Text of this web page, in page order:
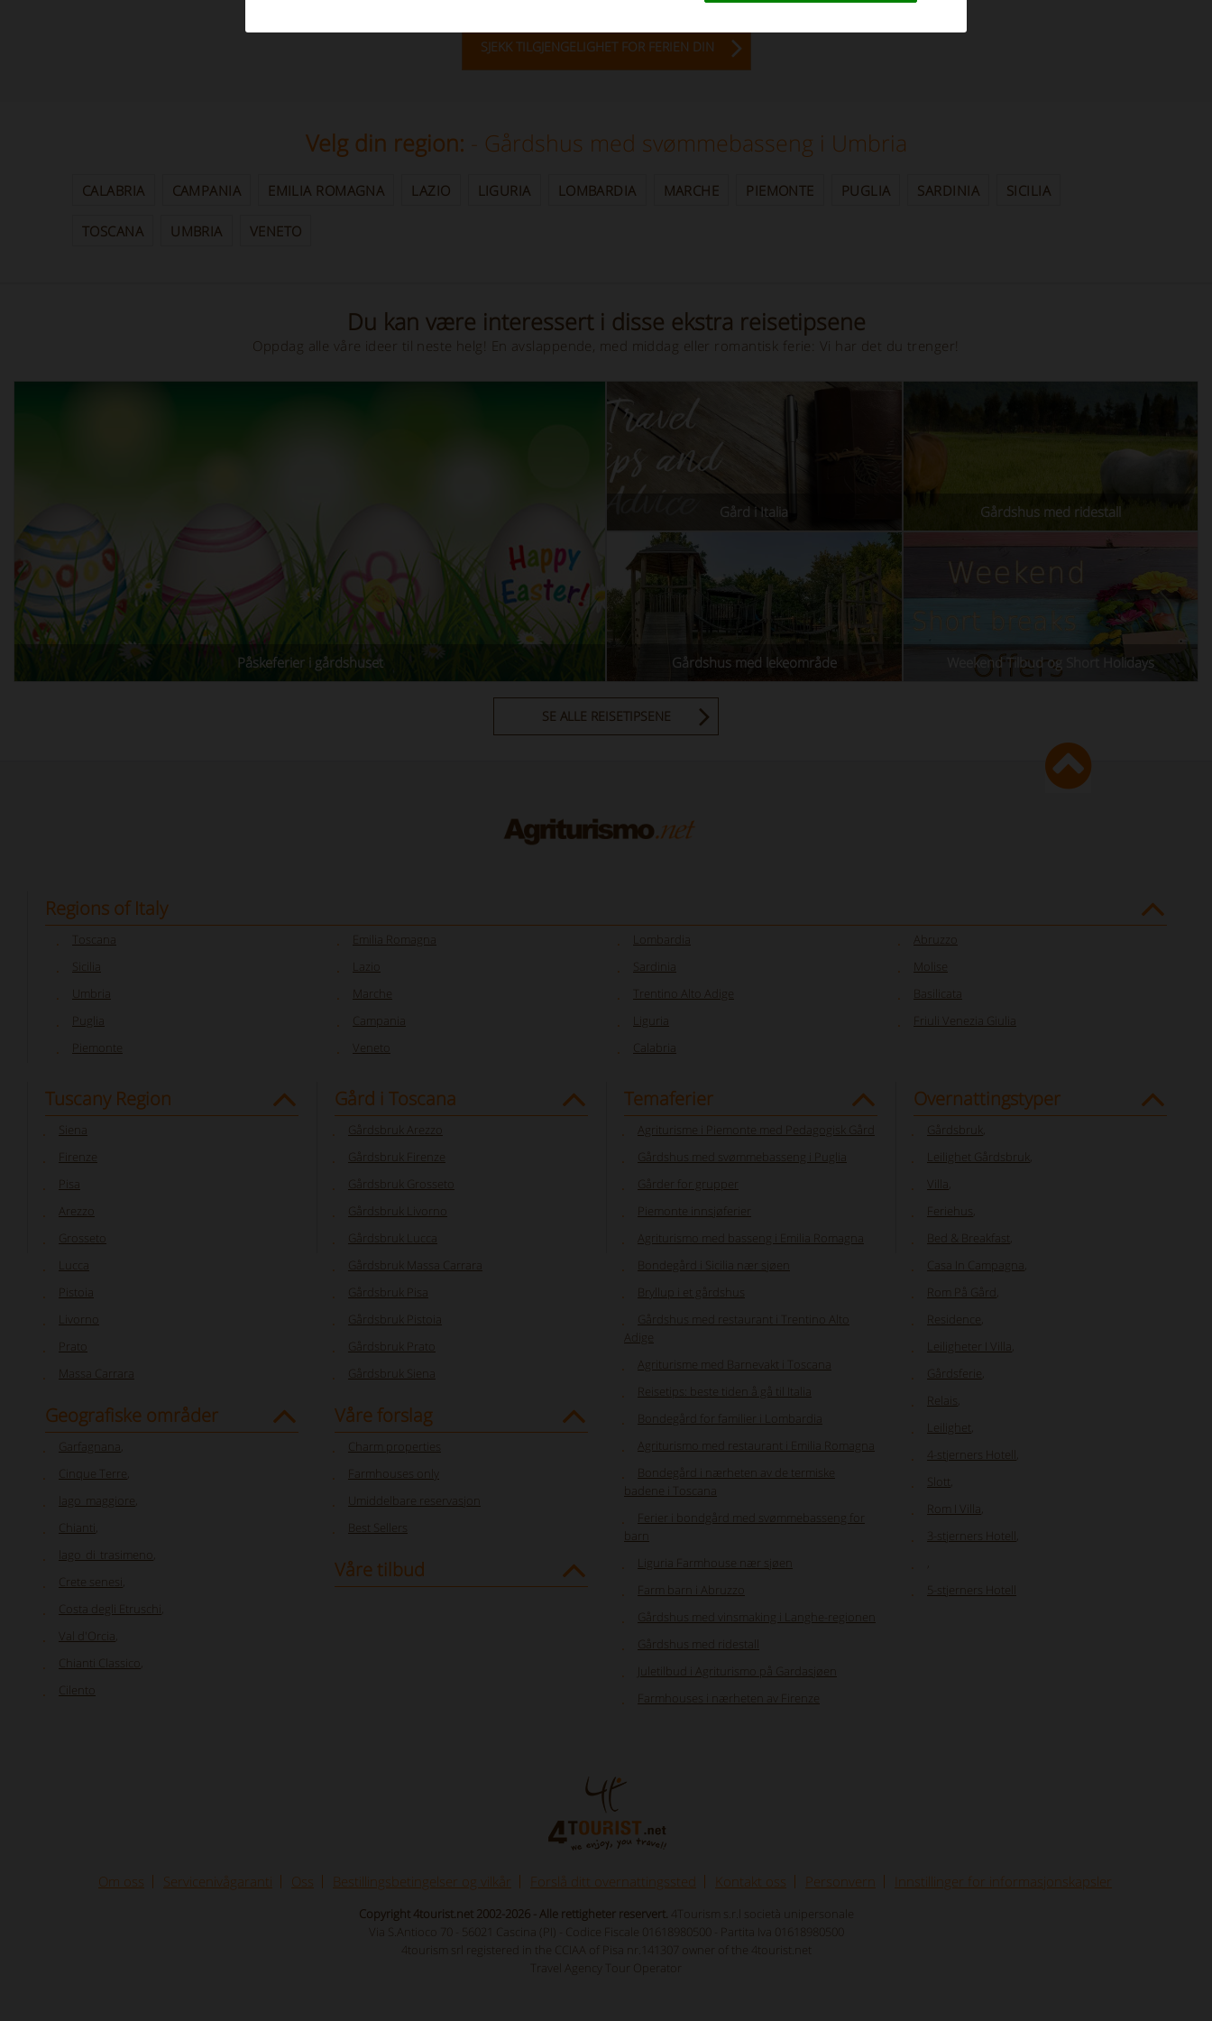
SJEKK TILGJENGELIGHET FOR FERIEN DIN
Velg din region: - Gårdshus med svømmebasseng i Umbria
CALABRIA CAMPANIA EMILIA ROMAGNA LAZIO LIGURIA LOMBARDIA MARCHE PIEMONTE PUGLIA SARDINIA SICILIA
TOSCANA UMBRIA VENETO
Du kan være interessert i disse ekstra reisetipsene
Oppdag alle våre ideer til neste helg! En avslappende, med middag eller romantisk ferie: Vi har det du trenger!
Påskeferier i gårdshuset
Gård i Italia Gårdshus med ridestall
Gårdshus med lekeområde Weekend Tilbud og Short Holidays
SE ALLE REISETIPSENE
Regions of Italy
Toscana
Sicilia
Umbria
Puglia
Piemonte
Emilia Romagna
Lazio
Marche
Campania
Veneto
Lombardia
Sardinia
Trentino Alto Adige
Liguria
Calabria
Abruzzo
Molise
Basilicata
Friuli Venezia Giulia
Tuscany Region
Siena
Firenze
Pisa
Arezzo
Grosseto
Lucca
Pistoia
Livorno
Prato
Massa Carrara
Geografiske områder
Garfagnana
Cinque Terre
lago_maggiore
Chianti
lago_di_trasimeno
Crete senesi
Costa degli Etruschi
Val d'Orcia
Chianti Classico
Cilento
Gård i Toscana
Gårdsbruk Arezzo
Gårdsbruk Firenze
Gårdsbruk Grosseto
Gårdsbruk Livorno
Gårdsbruk Lucca
Gårdsbruk Massa Carrara
Gårdsbruk Pisa
Gårdsbruk Pistoia
Gårdsbruk Prato
Gårdsbruk Siena
Våre forslag
Charm properties
Farmhouses only
Umiddelbare reservasjon
Best Sellers
Våre tilbud
Temaferier
Agriturisme i Piemonte med Pedagogisk Gård
Gårdshus med svømmebasseng i Puglia
Gårder for grupper
Piemonte innsjøferier
Agriturismo med basseng i Emilia Romagna
Bondegård i Sicilia nær sjøen
Bryllup i et gårdshus
Gårdshus med restaurant i Trentino Alto
Adige
Agriturisme med Barnevakt i Toscana
Reisetips: beste tiden å gå til Italia
Bondegård for familier i Lombardia
Agriturismo med restaurant i Emilia Romagna
Bondegård i nærheten av de termiske
badene i Toscana
Ferier i bondgård med svømmebasseng for
barn
Liguria Farmhouse nær sjøen
Farm barn i Abruzzo
Gårdshus med vinsmaking i Langhe-regionen
Gårdshus med ridestall
Juletilbud i Agriturismo på Gardasjøen
Farmhouses i nærheten av Firenze
Overnattingstyper
Gårdsbruk
Leilighet Gårdsbruk
Villa
Feriehus
Bed & Breakfast
Casa In Campagna
Rom På Gård
Residence
Leiligheter I Villa
Gårdsferie
Relais
Leilighet
4-stjerners Hotell
Slott
Rom I Villa
3-stjerners Hotell
5-stjerners Hotell
Om oss Servicenivågaranti Oss Bestillingsbetingelser og vilkår Forslå ditt overnattingssted Kontakt oss Personvern Innstillinger for informasjonskapsler
Copyright 4tourist.net 2002-2026 - Alle rettigheter reservert. 4Tourism s.r.l società unipersonale
Via S.Antioco 70 - 56021 Cascina (PI) - Codice Fiscale 01618980500 - Partita Iva 01618980500
4tourism srl registered in the CCIAA of Pisa nr.141307 owner of the 4tourist.net
Travel Agency Tour Operator